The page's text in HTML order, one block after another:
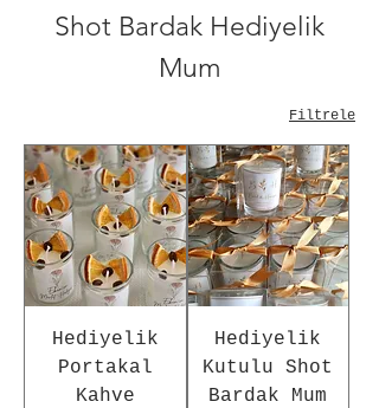
Shot Bardak Hediyelik
Mum
Filtrele
Hediyelik
Portakal
Kahve
Hediyelik
Kutulu Shot
Bardak Mum